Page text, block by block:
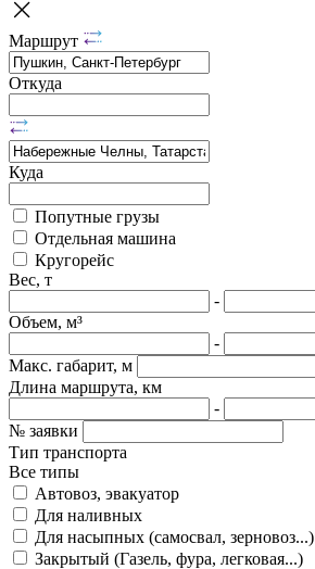
Маршрут
Откуда
Куда
Попутные грузы
Отдельная машина
Кругорейс
Вес, т
-
Объем, м³
-
Макс. габарит, м
Длина маршрута, км
-
№ заявки
Тип транспорта
Все типы
Автовоз, эвакуатор
Для наливных
Для насыпных (самосвал, зерновоз...)
Закрытый (Газель, фура, легковая...)